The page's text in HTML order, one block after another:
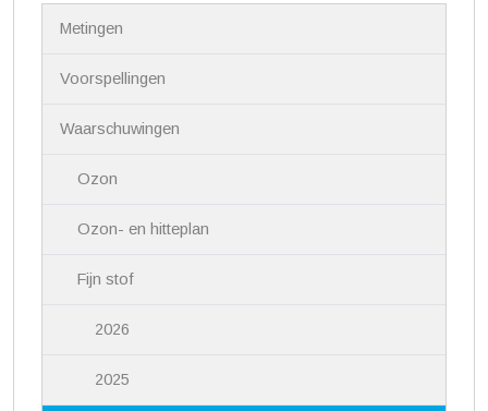
Metingen
Voorspellingen
Waarschuwingen
Ozon
Ozon- en hitteplan
Fijn stof
2026
2025